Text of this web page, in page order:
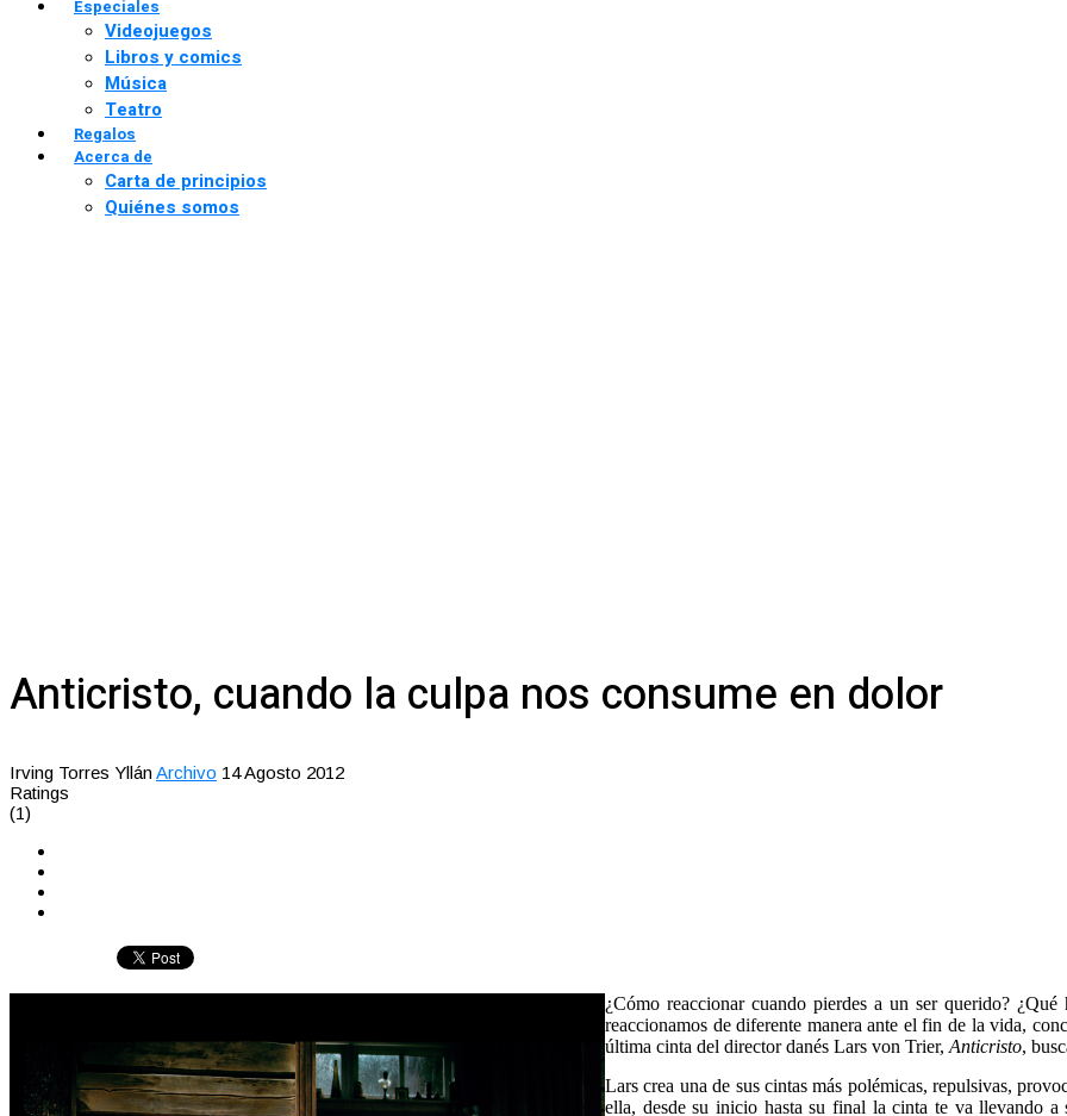
Especiales
Videojuegos
Libros y comics
Música
Teatro
Regalos
Acerca de
Carta de principios
Quiénes somos
Anticristo, cuando la culpa nos consume en dolor
Irving Torres YllánArchivo 14 Agosto 2012
Ratings
(1)
¿Cómo reaccionar cuando pierdes a un ser querido?
reaccionamos de diferente manera ante el fin de la vida,
última cinta del director danés Lars von Trier, Anticristo,
Lars crea una de sus cintas más polémicas, repulsivas,
ella, desde su inicio hasta su final la cinta te va llevando